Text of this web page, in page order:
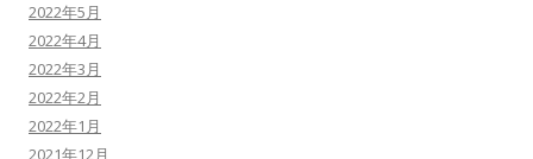
2022年5月
2022年4月
2022年3月
2022年2月
2022年1月